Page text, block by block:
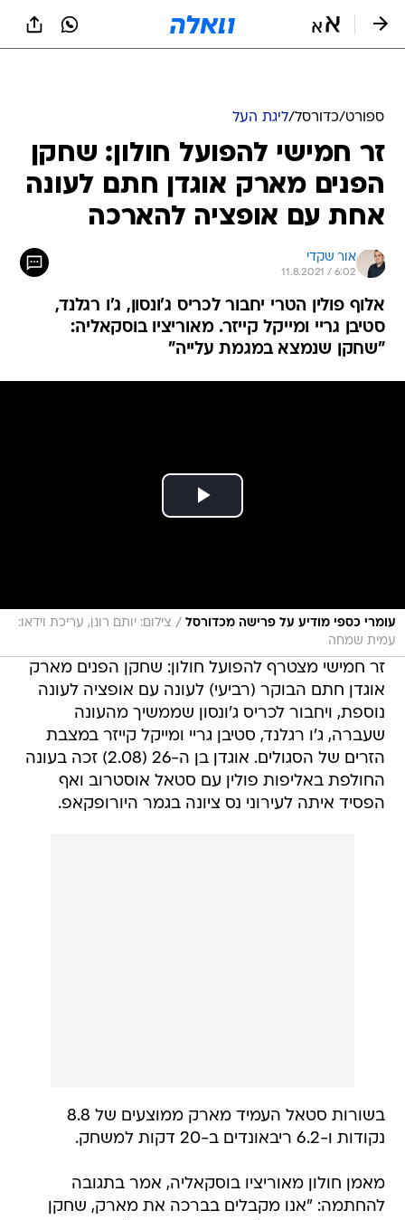
ספורט/כדורסל/ליגת העל
זר חמישי להפועל חולון: שחקן
הפנים מארק אוגדן חתם לעונה
אחת עם אופציה להארכה
אור שקדי
11.8.2021 / 6:02
אלוף פולין הטרי יחבור לכריס ג'ונסון, ג'ו רגלנד,
סטיבן גריי ומייקל קייזר. מאוריציו בוסקאליה:
"שחקן שנמצא במגמת עלייה"
עומרי כספי מודיע על פרישה מכדורסל / צילום: יותם רונן, עריכת וידאו:
עמית שמחה
זר חמישי מצטרף להפועל חולון: שחקן הפנים מארק
אוגדן חתם הבוקר (רביעי) לעונה עם אופציה לעונה
נוספת, ויחבור לכריס ג'ונסון שממשיך מהעונה
שעברה, ג'ו רגלנד, סטיבן גריי ומייקל קייזר במצבת
הזרים של הסגולים. אוגדן בן ה-26 (2.08) זכה בעונה
החולפת באליפות פולין עם סטאל אוסטרוב ואף
הפסיד איתה לעירוני נס ציונה בגמר היורופקאפ.
בשורות סטאל העמיד מארק ממוצעים של 8.8
נקודות ו-6.2 ריבאונדים ב-20 דקות למשחק.
מאמן חולון מאוריציו בוסקאליה, אמר בתגובה
להחתמה: "אנו מקבלים בברכה את מארק, שחקן